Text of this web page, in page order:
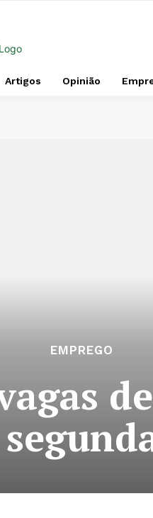
Artigos Opinião
EMPREGO